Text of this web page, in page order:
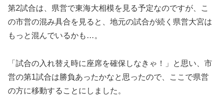
第2試合は、県営で東海大相模を見る予定なのですが、こ
の市営の混み具合を見ると、地元の試合が続く県営大宮は
もっと混んでいるかも…。
「試合の入れ替え時に座席を確保しなきゃ！」と思い、市
営の第1試合は勝負あったかなと思ったので、ここで県営
の方に移動することにしました。